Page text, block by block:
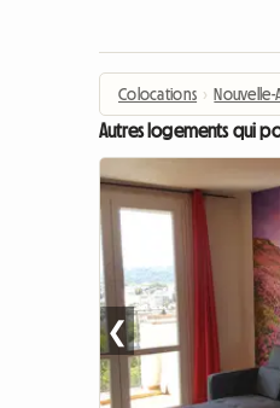
Colocations › Nouvelle-
Autres logements qui
❮